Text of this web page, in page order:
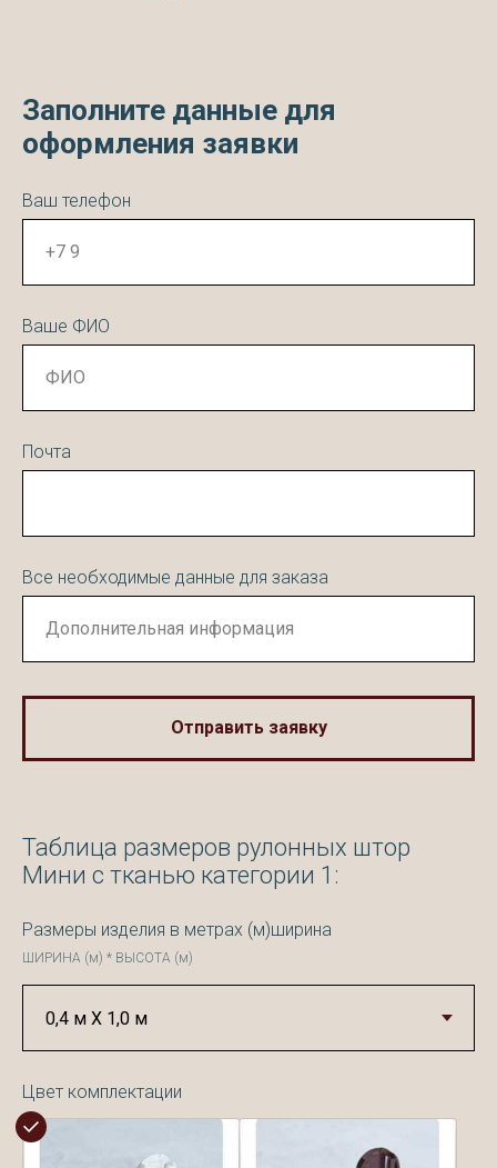
Заполните данные для
оформления заявки
Ваш телефон
Ваше ФИО
Почта
Все необходимые данные для заказа
Отправить заявку
Таблица размеров рулонных штор
Мини с тканью категории 1:
Размеры изделия в метрах (м)ширина
ШИРИНА (м) * ВЫСОТА (м)
Цвет комплектации